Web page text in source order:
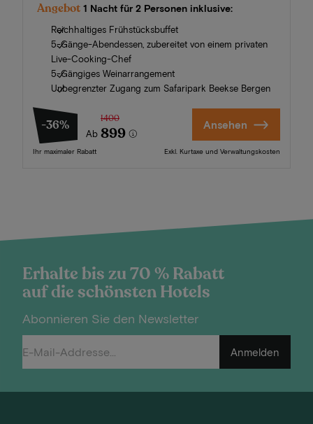
Angebot 1 Nacht für 2 Personen inklusive:
Reichhaltiges Frühstücksbuffet
5-Gänge-Abendessen, zubereitet von einem privaten
Live-Cooking-Chef
5-Gängiges Weinarrangement
Unbegrenzter Zugang zum Safaripark Beekse Bergen
-36%
Ab
1400
899
Ihr maximaler Rabatt
Ansehen
Exkl. Kurtaxe und Verwaltungskosten
Erhalte bis zu 70 % Rabatt
auf die schönsten Hotels
Abonnieren Sie den Newsletter
Anmelden